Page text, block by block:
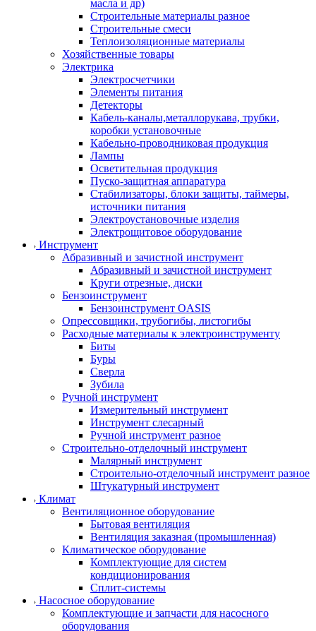
масла и др)
Строительные материалы разное
Строительные смеси
Теплоизоляционные материалы
Хозяйственные товары
Электрика
Электросчетчики
Элементы питания
Детекторы
Кабель-каналы,металлорукава, трубки,
коробки установочные
Кабельно-проводниковая продукция
Лампы
Осветительная продукция
Пуско-защитная аппаратура
Стабилизаторы, блоки защиты, таймеры,
источники питания
Электроустановочные изделия
Электрощитовое оборудование
Инструмент
Абразивный и зачистной инструмент
Абразивный и зачистной инструмент
Круги отрезные, диски
Бензоинструмент
Бензоинструмент OASIS
Опрессовщики, трубогибы, листогибы
Расходные материалы к электроинструменту
Биты
Буры
Сверла
Зубила
Ручной инструмент
Измерительный инструмент
Инструмент слесарный
Ручной инструмент разное
Строительно-отделочный инструмент
Малярный инструмент
Строительно-отделочный инструмент разное
Штукатурный инструмент
Климат
Вентиляционное оборудование
Бытовая вентиляция
Вентиляция заказная (промышленная)
Климатическое оборудование
Комплектующие для систем
кондиционирования
Сплит-системы
Насосное оборудование
Комплектующие и запчасти для насосного
оборудования